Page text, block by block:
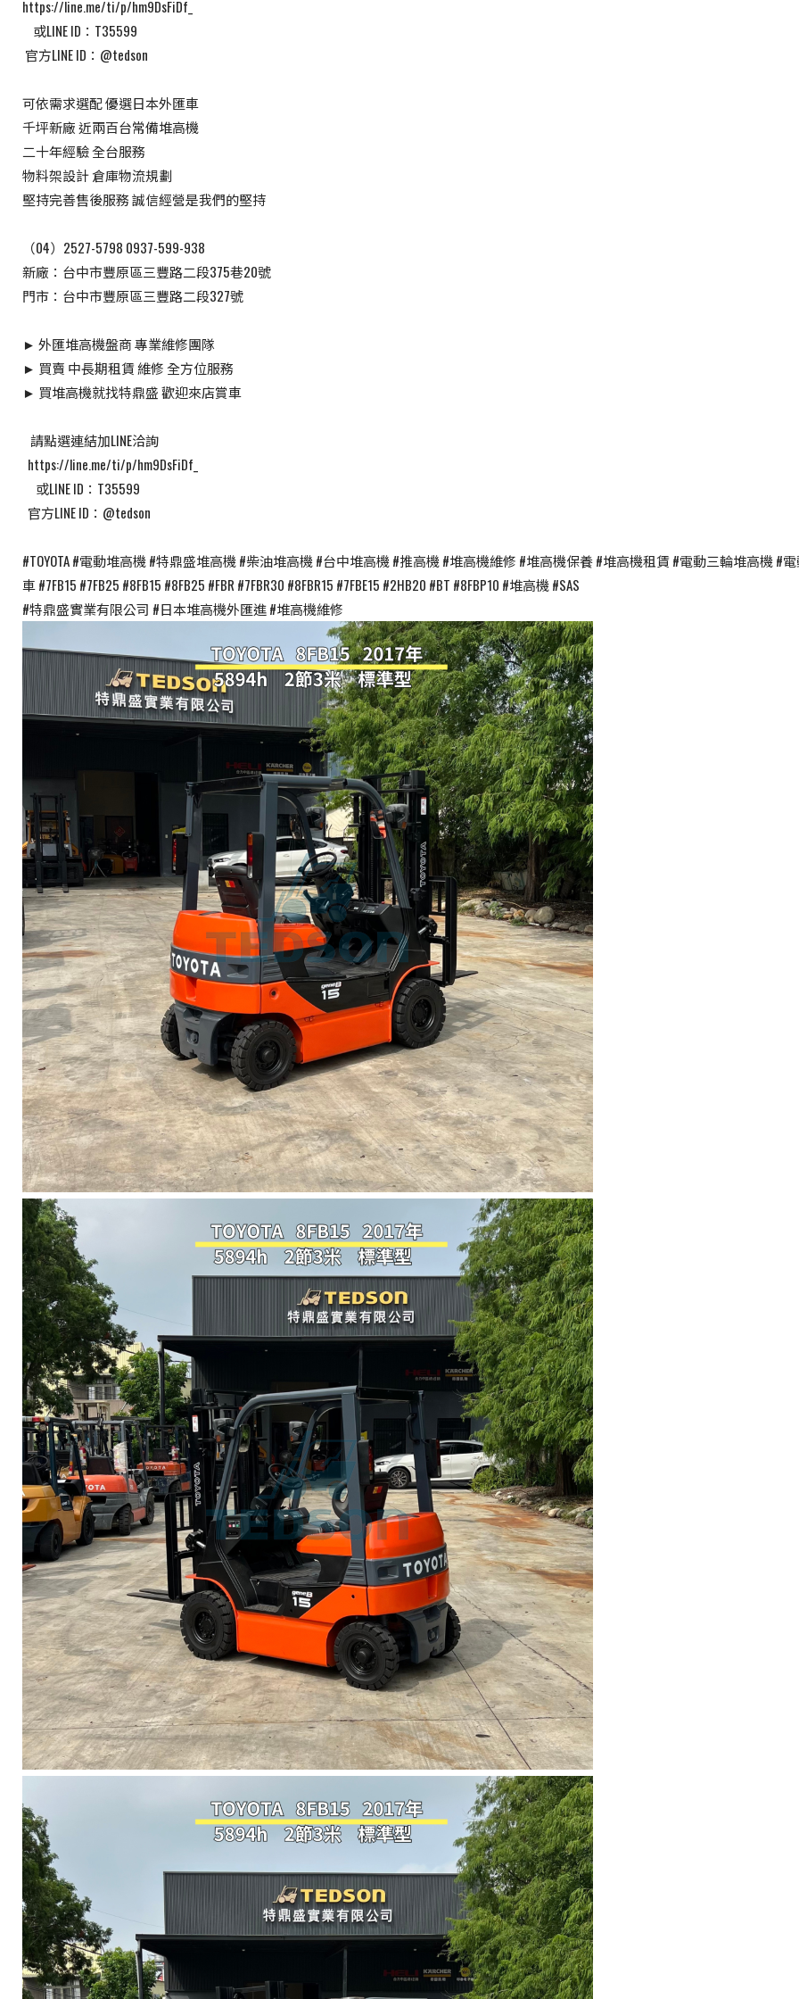
https://line.me/ti/p/hm9DsFiDf_
​ ​ ​ ​ 或LINE ID：T35599
​ 官方LINE ID：@tedson
可依需求選配 優選日本外匯車
千坪新廠 近兩百台常備堆高機
二十年經驗 全台服務
物料架設計 倉庫物流規劃
堅持完善售後服務 誠信經營是我們的堅持
（04）2527-5798 0937-599-938
新廠：台中市豐原區三豐路二段375巷20號
門市：台中市豐原區三豐路二段327號
► 外匯堆高機盤商 專業維修團隊
► 買賣 中長期租賃 維修 全方位服務
► 買堆高機就找特鼎盛 歡迎來店賞車
​ ​ ​ 請點選連結加LINE洽詢
​ ​ https://line.me/ti/p/hm9DsFiDf_
​ ​ ​ ​ ​ 或LINE ID：T35599
​ ​ 官方LINE ID：@tedson
#TOYOTA #電動堆高機 #特鼎盛堆高機 #柴油堆高機 #台中堆高機 #推高機 #堆高機維修 #堆高機保養 #堆高機租賃 #電動三輪堆高機 #
車 #7FB15 #7FB25 #8FB15 #8FB25 #FBR #7FBR30 #8FBR15 #7FBE15 #2HB20 #BT #8FBP10 #堆高機 #SAS
#特鼎盛實業有限公司 #日本堆高機外匯進 #堆高機維修